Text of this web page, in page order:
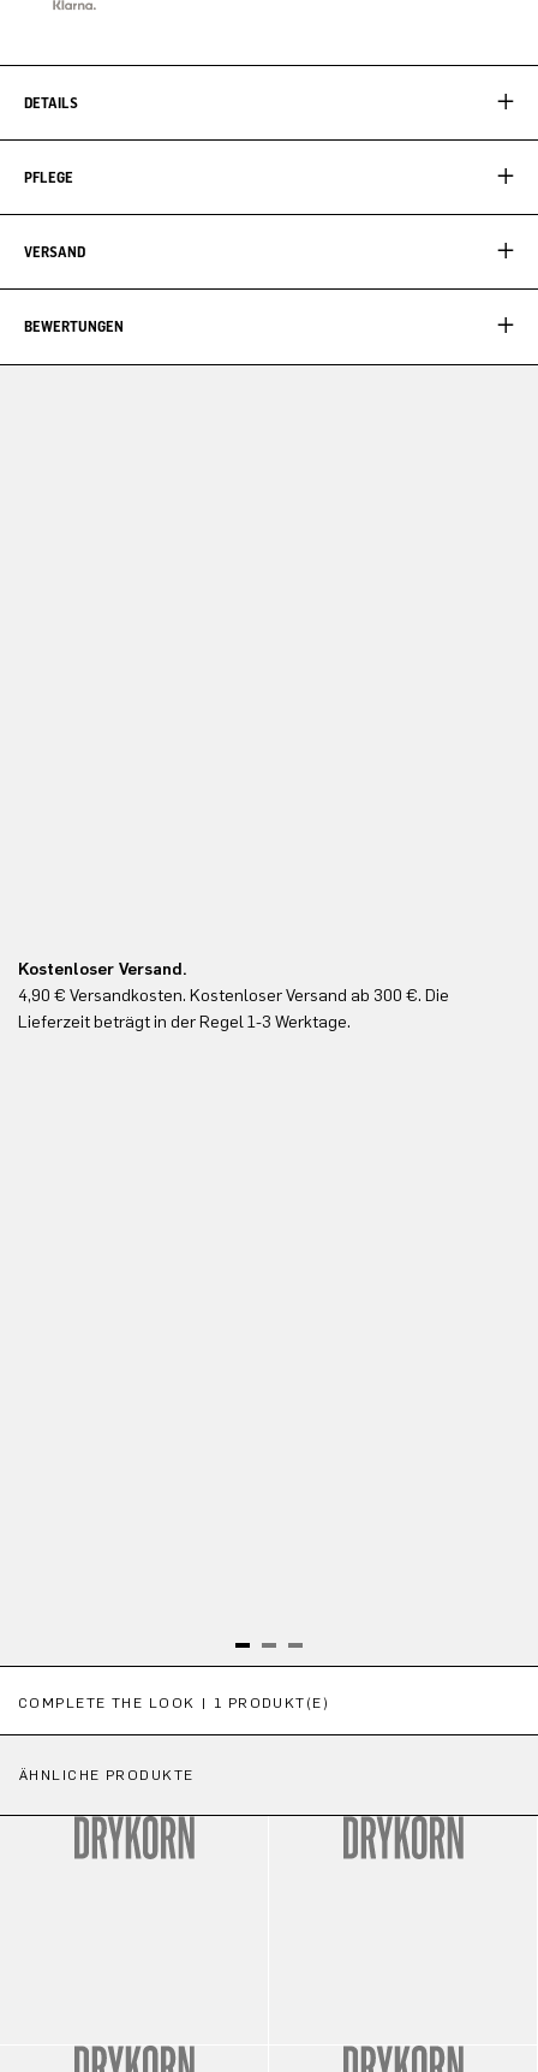
DETAILS
PFLEGE
VERSAND
BEWERTUNGEN
Kostenloser Versand.
4,90 € Versandkosten. Kostenloser Versand ab 300 €. Die
Lieferzeit beträgt in der Regel 1-3 Werktage.
COMPLETE THE LOOK | 1 PRODUKT(E)
ÄHNLICHE PRODUKTE